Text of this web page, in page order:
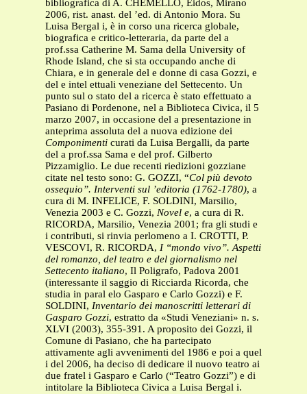
bibliografica di A. CHEMELLO, Eidos, Mirano
2006, rist. anast. del ’ed. di Antonio Mora. Su
Luisa Bergal i, è in corso una ricerca globale,
biografica e critico-letteraria, da parte del a
prof.ssa Catherine M. Sama della University of
Rhode Island, che si sta occupando anche di
Chiara, e in generale del e donne di casa Gozzi, e
del e intel ettuali veneziane del Settecento. Un
punto sul o stato del a ricerca è stato effettuato a
Pasiano di Pordenone, nel a Biblioteca Civica, il 5
marzo 2007, in occasione del a presentazione in
anteprima assoluta del a nuova edizione dei
Componimenti curati da Luisa Bergalli, da parte
del a prof.ssa Sama e del prof. Gilberto
Pizzamiglio. Le due recenti riedizioni gozziane
citate nel testo sono: G. GOZZI, “Col più devoto
ossequio”. Interventi sul ’editoria (1762-1780), a
cura di M. INFELICE, F. SOLDINI, Marsilio,
Venezia 2003 e C. Gozzi, Novel e, a cura di R.
RICORDA, Marsilio, Venezia 2001; fra gli studi e
i contributi, si rinvia perlomeno a I. CROTTI, P.
VESCOVI, R. RICORDA, I “mondo vivo”. Aspetti
del romanzo, del teatro e del giornalismo nel
Settecento italiano, Il Poligrafo, Padova 2001
(interessante il saggio di Ricciarda Ricorda, che
studia in paral elo Gasparo e Carlo Gozzi) e F.
SOLDINI, Inventario dei manoscritti letterari di
Gasparo Gozzi, estratto da «Studi Veneziani» n. s.
XLVI (2003), 355-391. A proposito dei Gozzi, il
Comune di Pasiano, che ha partecipato
attivamente agli avvenimenti del 1986 e poi a quel
i del 2006, ha deciso di dedicare il nuovo teatro ai
due fratel i Gasparo e Carlo (“Teatro Gozzi”) e di
intitolare la Biblioteca Civica a Luisa Bergal i.